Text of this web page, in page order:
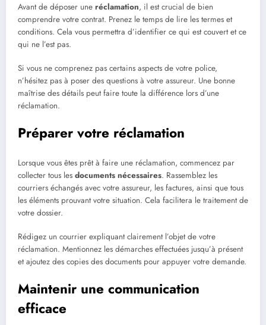
Avant de déposer une réclamation, il est crucial de bien
comprendre votre contrat. Prenez le temps de lire les termes et
conditions. Cela vous permettra d’identifier ce qui est couvert et ce
qui ne l’est pas.
Si vous ne comprenez pas certains aspects de votre police,
n’hésitez pas à poser des questions à votre assureur. Une bonne
maîtrise des détails peut faire toute la différence lors d’une
réclamation.
Préparer votre réclamation
Lorsque vous êtes prêt à faire une réclamation, commencez par
collecter tous les documents nécessaires. Rassemblez les
courriers échangés avec votre assureur, les factures, ainsi que tous
les éléments prouvant votre situation. Cela facilitera le traitement de
votre dossier.
Rédigez un courrier expliquant clairement l’objet de votre
réclamation. Mentionnez les démarches effectuées jusqu’à présent
et ajoutez des copies des documents pour appuyer votre demande.
Maintenir une communication
efficace